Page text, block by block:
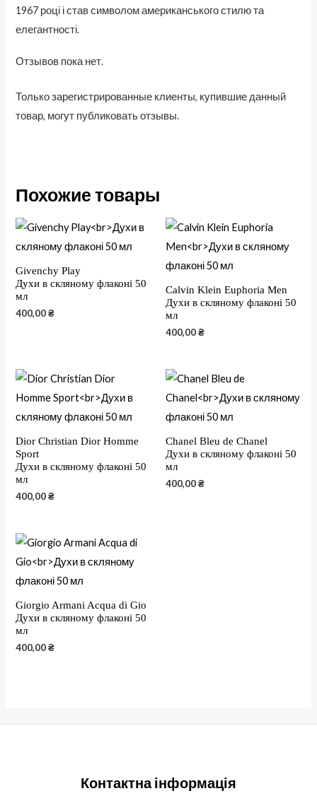
1967 році і став символом американського стилю та
елегантності.
Отзывов пока нет.
Только зарегистрированные клиенты, купившие данный
товар, могут публиковать отзывы.
Похожие товары
Givenchy Play
Духи в скляному флаконі 50
мл
400,00₴
Calvin Klein Euphoria Men
Духи в скляному флаконі 50
мл
400,00₴
Dior Christian Dior Homme
Sport
Духи в скляному флаконі 50
мл
400,00₴
Chanel Bleu de Chanel
Духи в скляному флаконі 50
мл
400,00₴
Giorgio Armani Acqua di Gio
Духи в скляному флаконі 50
мл
400,00₴
Контактна інформація